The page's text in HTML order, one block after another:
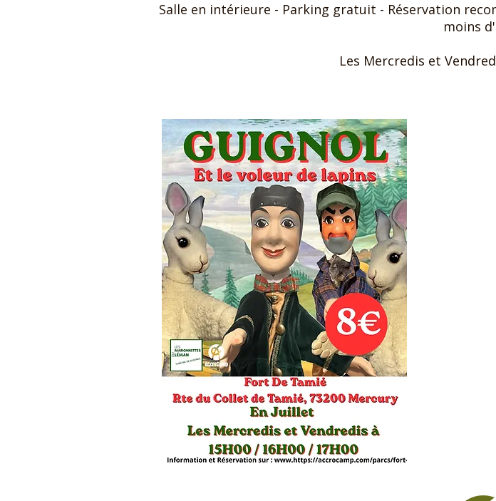
Salle en intérieure ​- Parking gratuit - Réservation
moins
Les Mercredis et